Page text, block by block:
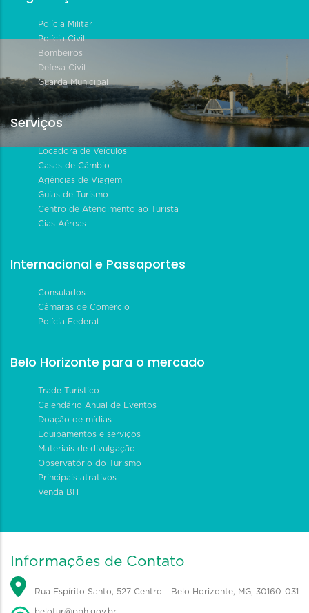
Polícia Militar
Polícia Civil
Bombeiros
Defesa Civil
Guarda Municipal
Serviços
Locadora de Veículos
Casas de Câmbio
Agências de Viagem
Guias de Turismo
Centro de Atendimento ao Turista
Cias Aéreas
Internacional e Passaportes
Consulados
Câmaras de Comércio
Polícia Federal
Belo Horizonte para o mercado
Trade Turístico
Calendário Anual de Eventos
Doação de mídias
Equipamentos e serviços
Materiais de divulgação
Observatório do Turismo
Principais atrativos
Venda BH
Informações de Contato
Rua Espírito Santo, 527 Centro - Belo Horizonte, MG, 30160-031